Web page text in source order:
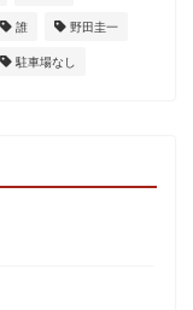
誰 野田圭一
駐車場なし